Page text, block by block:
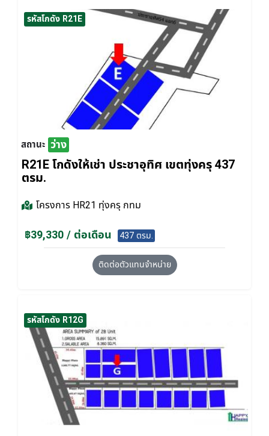
รหัสโกดัง R21E
สถานะ ว่าง
R21E โกดังให้เช่า ประชาอุทิศ เขตทุ่งครุ 437
ตรม.
โครงการ HR21 ทุ่งครุ กทม
฿39,330 / ต่อเดือน 437 ตรม.
ติดต่อตัวแทนจำหน่าย
รหัสโกดัง R12G